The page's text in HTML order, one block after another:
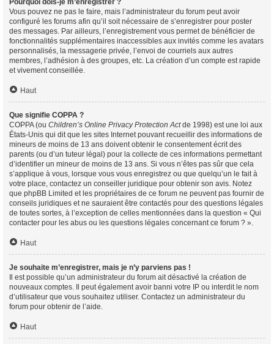
Pourquoi dois-je m’enregistrer ?
Vous pouvez ne pas le faire, mais l’administrateur du forum peut avoir
configuré les forums afin qu’il soit nécessaire de s’enregistrer pour poster
des messages. Par ailleurs, l’enregistrement vous permet de bénéficier de
fonctionnalités supplémentaires inaccessibles aux invités comme les avatars
personnalisés, la messagerie privée, l’envoi de courriels aux autres
membres, l’adhésion à des groupes, etc. La création d’un compte est rapide
et vivement conseillée.
Haut
Que signifie COPPA ?
COPPA (ou Children’s Online Privacy Protection Actde 1998) est une loi aux
États-Unis qui dit que les sites Internet pouvant recueillir des informations de
mineurs de moins de 13 ans doivent obtenir le consentement écrit des
parents (ou d’un tuteur légal) pour la collecte de ces informations permettant
d’identifier un mineur de moins de 13 ans. Si vous n’êtes pas sûr que cela
s’applique à vous, lorsque vous vous enregistrez ou que quelqu’un le fait à
votre place, contactez un conseiller juridique pour obtenir son avis. Notez
que phpBB Limited et les propriétaires de ce forum ne peuvent pas fournir de
conseils juridiques et ne sauraient être contactés pour des questions légales
de toutes sortes, à l’exception de celles mentionnées dans la question « Qui
contacter pour les abus ou les questions légales concernant ce forum ? ».
Haut
Je souhaite m’enregistrer, mais je n’y parviens pas !
Il est possible qu’un administrateur du forum ait désactivé la création de
nouveaux comptes. Il peut également avoir banni votre IP ou interdit le nom
d’utilisateur que vous souhaitez utiliser. Contactez un administrateur du
forum pour obtenir de l’aide.
Haut